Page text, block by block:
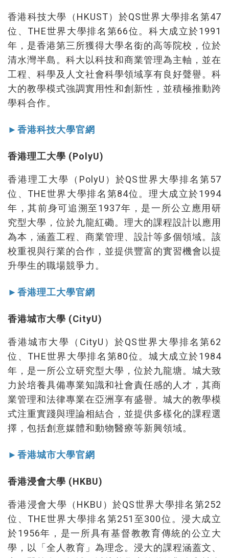
香港科技大學（HKUST）於QS世界大學排名第47
位、THE世界大學排名第66位。科大成立於1991
年，是香港第三所獲得大學名銜的高等院校，位於
清水灣半島。科大以科技和商業管理為主軸，並在
工程、科學及人文社會科學領域享有良好聲譽。科
大的教學模式強調實用性和創新性，並積極推動跨
學科合作。
►香港科技大學官網
香港理工大學 (PolyU)
香港理工大學（PolyU）於QS世界大學排名第57
位、THE世界大學排名第84位。理大成立於1994
年，其前身可追溯至1937年，是一所公立應用研
究型大學，位於九龍紅磡。理大的課程設計以應用
為本，涵蓋工程、商業管理、設計等多個領域。該
校重視與行業的合作，並提供豐富的實習機會以提
升學生的職場競爭力。
►香港理工大學官網
香港城市大學 (CityU)
香港城市大學（CityU）於QS世界大學排名第62
位、THE世界大學排名第80位。城大成立於1984
年，是一所公立研究型大學，位於九龍塘。城大致
力於培養具備專業知識和社會責任感的人才，其商
業管理和法律專業在亞洲享有盛譽。城大的教學模
式注重實踐與理論相結合，並提供多樣化的課程選
擇，包括創意媒體和動物醫療等新興領域。
►香港城市大學官網
香港浸會大學 (HKBU)
香港浸會大學（HKBU）於QS世界大學排名第252
位、THE世界大學排名第251至300位。浸大成立
於1956年，是一所具有基督教教育傳統的公立大
學，以「全人教育」為理念。浸大的課程涵蓋文、